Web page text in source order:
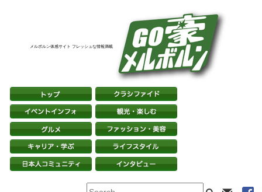
メルボルン体感サイト フレッシュな情報満載